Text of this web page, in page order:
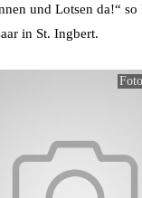
und Lotsen da!“ so
in St. Ingbert.